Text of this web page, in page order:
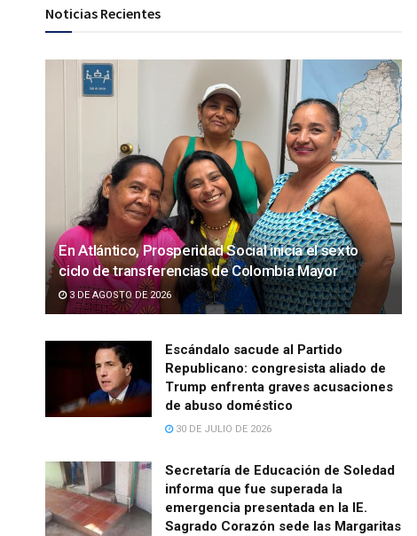
Noticias Recientes
En Atlántico, Prosperidad Social inicia el sexto
ciclo de transferencias de Colombia Mayor
3 DE AGOSTO DE 2026
Escándalo sacude al Partido
Republicano: congresista aliado de
Trump enfrenta graves acusaciones
de abuso doméstico
30 DE JULIO DE 2026
Secretaría de Educación de Soledad
informa que fue superada la
emergencia presentada en la IE.
Sagrado Corazón sede las Margaritas